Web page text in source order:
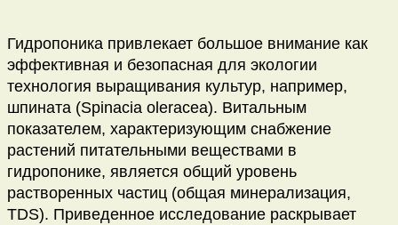
Гидропоника привлекает большое внимание как
эффективная и безопасная для экологии
технология выращивания культур, например,
шпината (Spinacia oleracea). Витальным
показателем, характеризующим снабжение
растений питательными веществами в
гидропонике, является общий уровень
растворенных частиц (общая минерализация,
TDS). Приведенное исследование раскрывает